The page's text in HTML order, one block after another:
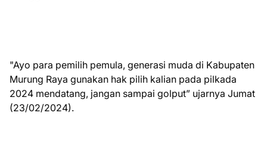
"Ayo para pemilih pemula, generasi muda di Kabupaten
Murung Raya gunakan hak pilih kalian pada pilkada
2024 mendatang, jangan sampai golput” ujarnya Jumat
(23/02/2024).